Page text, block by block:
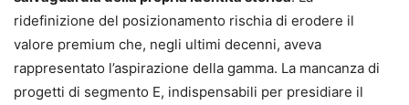
ridefinizione del posizionamento rischia di erodere il
valore premium che, negli ultimi decenni, aveva
rappresentato l’aspirazione della gamma. La mancanza di
progetti di segmento E, indispensabili per presidiare il